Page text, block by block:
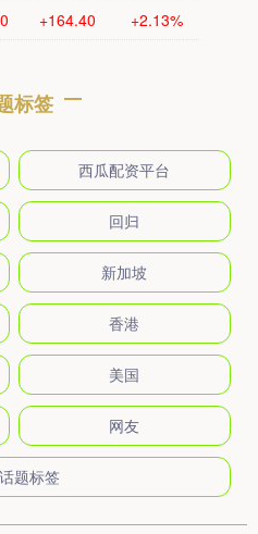
+164.40 +2.13%
标签
西瓜配资平台
回归
新加坡
香港
美国
网友
题标签